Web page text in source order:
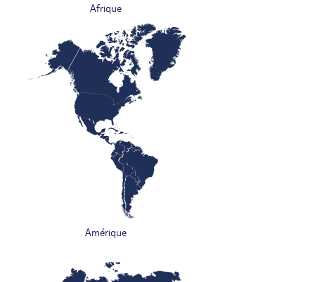
Afrique
Amérique